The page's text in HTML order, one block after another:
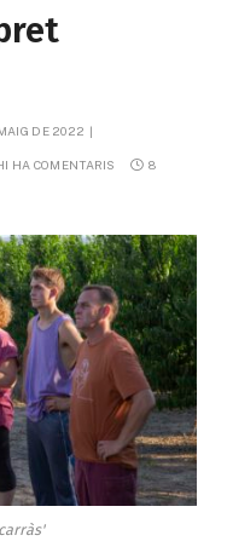
DE 2022
HA COMENTARIS
8